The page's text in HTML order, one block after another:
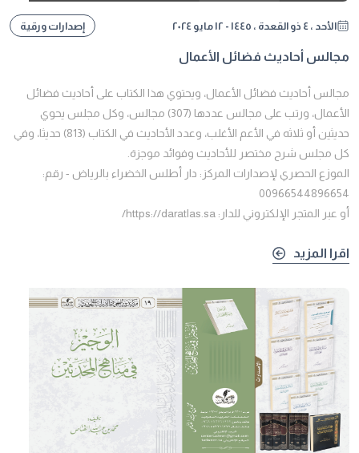
الأحد ، ٤ ذو القعدة ، ١٤٤٥ - ١٢ مايو ٢٠٢٤ إصدارات ورقية
مجالس أحاديث فضائل الأعمال
مجالس أحاديث فضائل الأعمال، ويحتوي هذا الكتاب على أحاديث فضائل
الأعمال، ورتب على مجالس عددها (307) مجالس، وكل مجلس يحوي
حديثين أو ثلاثه في الأعم الأغلب، وعدد الأحاديث في الكتاب (813) حديثا، وفي
كل مجلس شرح مختصر للأحاديث وفوائد موجزة.
الموزع الحصري لإصدارات المركز: دار أطلس الخضراء بالرياض - رقم:
00966544896654
أو عبر المتجر الإلكتروني للدار: https://daratlas.sa/
اقرا المزيد